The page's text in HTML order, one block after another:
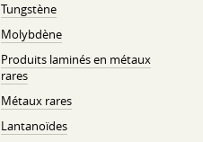
Tungstène
Molybdène
Produits laminés en métaux
rares
Métaux rares
Lantanoïdes